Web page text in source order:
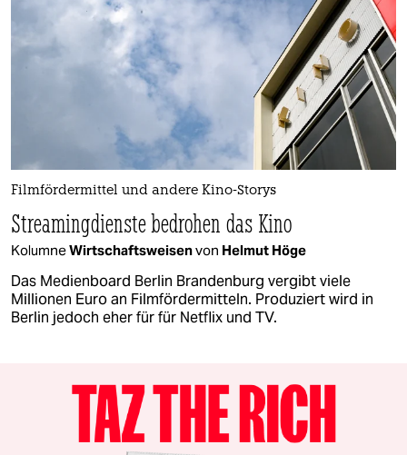
Filmfördermittel und andere Kino-Storys
Streamingdienste bedrohen das Kino
KolumneWirtschaftsweisenvon Helmut Höge
Das Medienboard Berlin Brandenburg vergibt viele
Millionen Euro an Filmfördermitteln. Produziert wird in
Berlin jedoch eher für für Netflix und TV.